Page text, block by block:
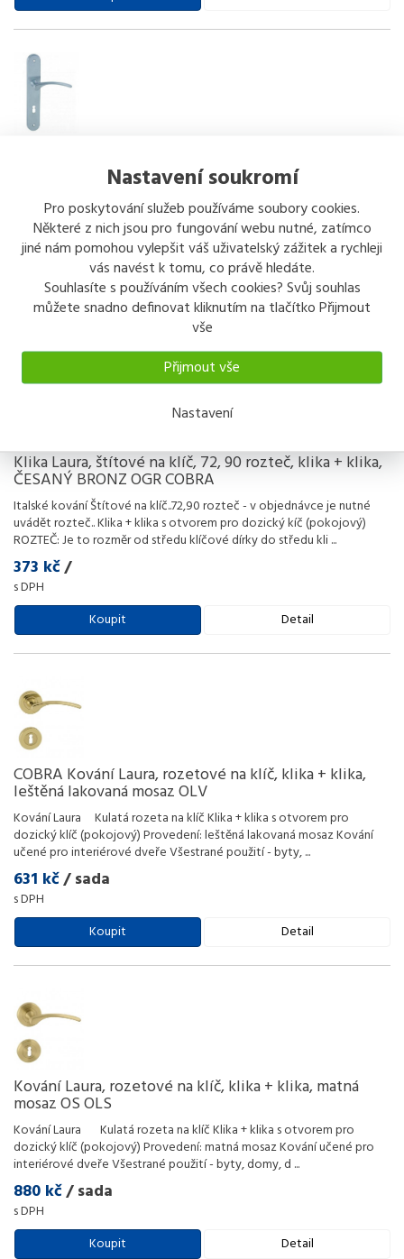
Nastavení soukromí
Pro poskytování služeb používáme soubory cookies.
Některé z nich jsou pro fungování webu nutné, zatímco
jiné nám pomohou vylepšit váš uživatelský zážitek a rychleji
vás navést k tomu, co právě hledáte.
Souhlasíte s používáním všech cookies? Svůj souhlas
můžete snadno definovat kliknutím na tlačítko Přijmout
vše
Přijmout vše
Nastavení
Matný chrom OCS
bytové domy, hotely a restaurace Štítové na klíč...72 rozteč ROZTEČ:
Je to rozměr od středu klíčové dírky do středu kl ...
474 kč/ sada
Koupit
Detail
Klika Laura, štítové na klíč, 72, 90 rozteč, klika + klika,
ČESANÝ BRONZ OGR COBRA
Italské kování Štítové na klíč..72,90 rozteč - v objednávce je nutné
uvádět rozteč.. Klika + klika s otvorem pro dozický kíč (pokojový)
ROZTEČ: Je to rozměr od středu klíčové dírky do středu kli...
373 kč/
s DPH
Koupit
Detail
COBRA Kování Laura, rozetové na klíč, klika + klika,
leštěná lakovaná mosaz OLV
Kování Laura Kulatá rozeta na klíč Klika + klika s otvorem pro
dozický klíč (pokojový) Provedení: leštěná lakovaná mosaz Kování
učené pro interiérové dveře Všestrané použití - byty,...
631 kč/ sada
s DPH
Koupit
Detail
Kování Laura, rozetové na klíč, klika + klika, matná
mosaz OS OLS
Kování Laura Kulatá rozeta na klíč Klika + klika s otvorem pro
dozický klíč (pokojový) Provedení: matná mosaz Kování učené pro
interiérové dveře Všestrané použití - byty, domy, d ...
880 kč/ sada
s DPH
Koupit
Detail